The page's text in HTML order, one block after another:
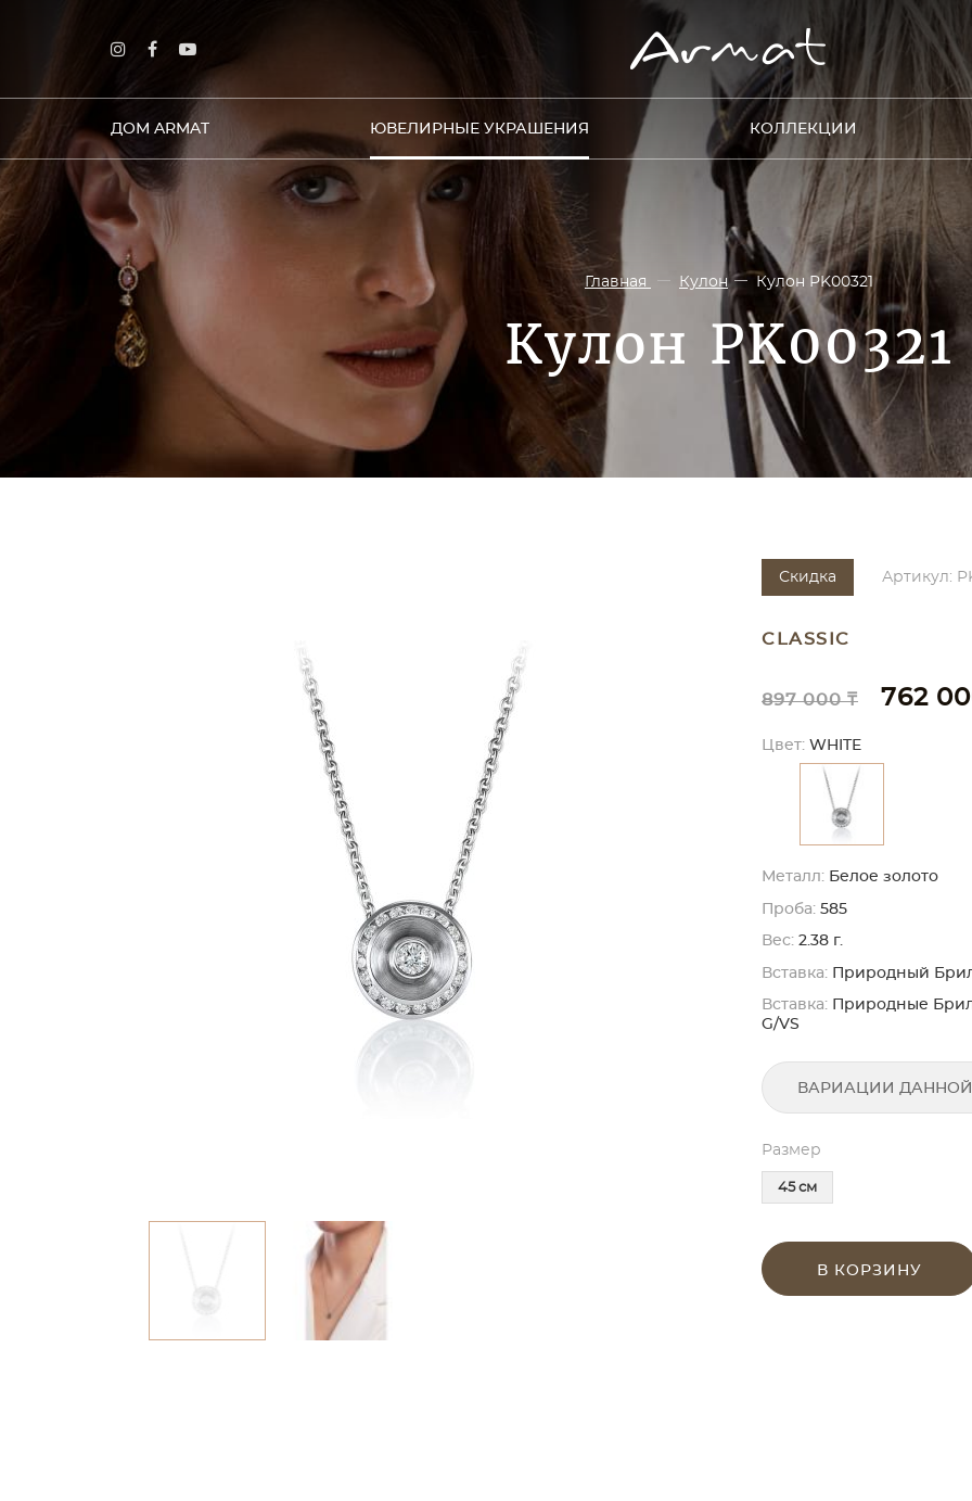
ДОМ ARMAT ЮВЕЛИРНЫЕ УКРАШЕНИЯ КОЛЛЕКЦИИ
Главная Кулон Кулон PK00321
Кулон PK00321
Скидка Артикул:
CLASSIC
897 000 ₸ 762
Цвет: WHITE
Металл: Белое золото
Проба: 585
Вес: 2.38 г.
Вставка: Природный
Вставка: Природные
G/VS
ВАРИАЦИИ
Размер
45 см
В КОРЗИНУ